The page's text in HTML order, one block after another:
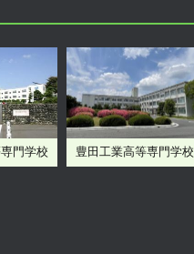
門学校 豊田工業高等専門学校